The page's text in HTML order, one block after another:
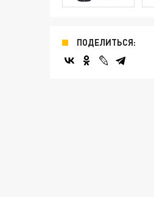
ПОДЕЛИТЬСЯ: